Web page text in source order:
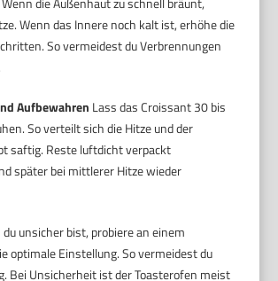
Wenn das Innere noch kalt ist, erhöhe die
So vermeidest du Verbrennungen
Aufbewahren Lass das Croissant 30 bis
So verteilt sich die Hitze und der
saftig. Reste luftdicht verpackt
später bei mittlerer Hitze wieder
unsicher bist, probiere an einem
optimale Einstellung. So vermeidest du
Bei Unsicherheit ist der Toasterofen meist